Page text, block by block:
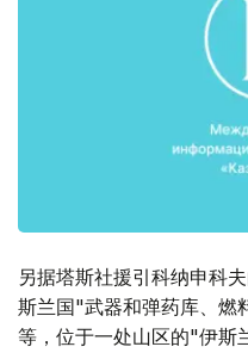
另据塔斯社援引科纳申科
斯兰国"武器和弹药库、燃
等，位于一处山区的"伊斯